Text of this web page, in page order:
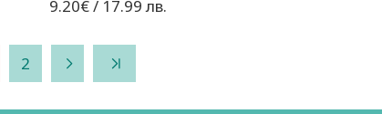
9.20€ / 17.99 лв.
2